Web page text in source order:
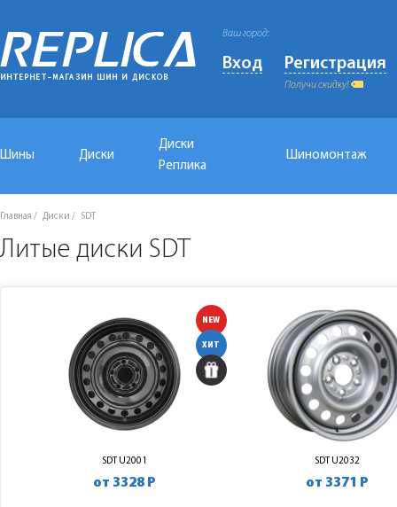
Ваш город:
Вход Регистрация
Получи скидку!
Шины Диски
Диски
Реплика
Шиномонтаж
Главная Диски SDT
Литые диски SDT
NEW
ХИТ
SDT U2001
от 3328 Р
SDT U2032
от 3371 Р